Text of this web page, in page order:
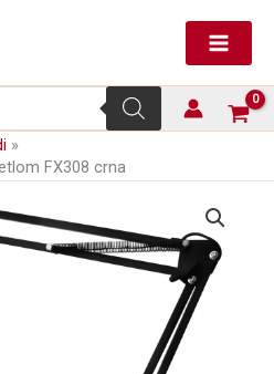
FX308 crna